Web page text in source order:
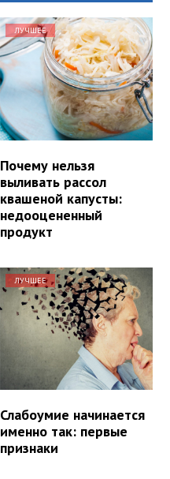
ЛУЧШЕЕ
Почему нельзя
выливать рассол
квашеной капусты:
недооцененный
продукт
ЛУЧШЕЕ
Слабоумие начинается
именно так: первые
признаки